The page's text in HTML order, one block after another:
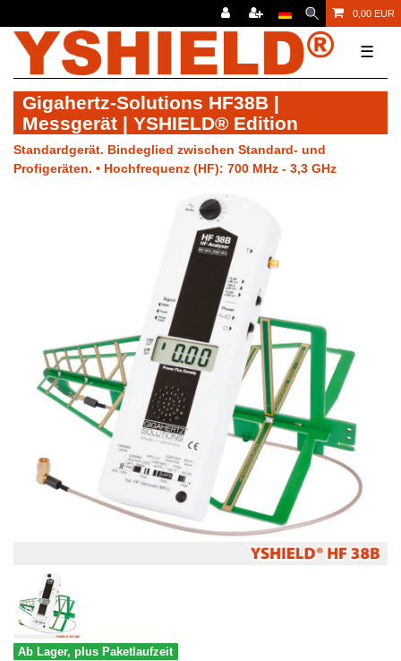
0,00 EUR
☰
Gigahertz-Solutions HF38B |
Messgerät | YSHIELD® Edition
Standardgerät. Bindeglied zwischen Standard- und
Profigeräten. • Hochfrequenz (HF): 700 MHz - 3,3 GHz
Ab Lager, plus Paketlaufzeit